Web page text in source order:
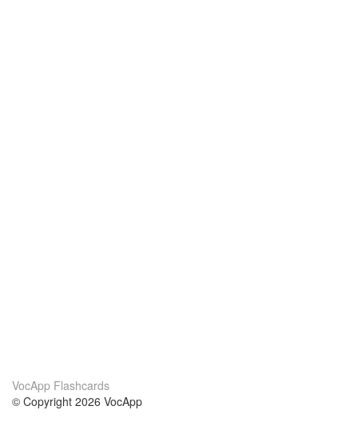
VocApp Flashcards
© Copyright 2026 VocApp